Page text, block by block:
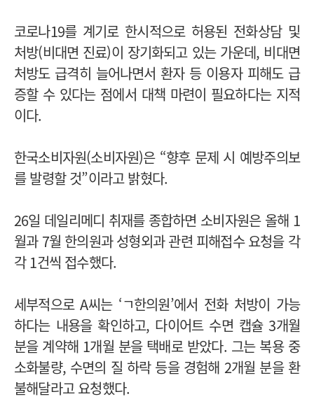
코로나19를 계기로 한시적으로 허용된 전화상담 및
처방(비대면 진료)이 장기화되고 있는 가운데, 비대면
처방도 급격히 늘어나면서 환자 등 이용자 피해도 급
증할 수 있다는 점에서 대책 마련이 필요하다는 지적
이다.
한국소비자원(소비자원)은 “향후 문제 시 예방주의보
를 발령할 것”이라고 밝혔다.
26일 데일리메디 취재를 종합하면 소비자원은 올해 1
월과 7월 한의원과 성형외과 관련 피해접수 요청을 각
각 1건씩 접수했다.
세부적으로 A씨는 ‘ㄱ한의원’에서 전화 처방이 가능
하다는 내용을 확인하고, 다이어트 수면 캡슐 3개월
분을 계약해 1개월 분을 택배로 받았다. 그는 복용 중
소화불량, 수면의 질 하락 등을 경험해 2개월 분을 환
불해달라고 요청했다.